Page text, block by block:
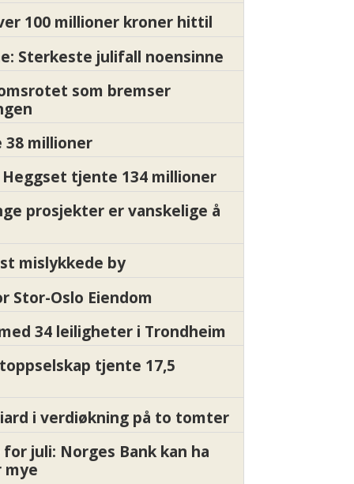
100 millioner kroner hittil
Sterkeste julifall noensinne
som bremser
millioner
Heggset tjente 134 millioner
prosjekter er vanskelige å
mislykkede by
Stor-Oslo Eiendom
34 leiligheter i Trondheim
tjente 17,5
i verdiøkning på to tomter
juli: Norges Bank kan ha